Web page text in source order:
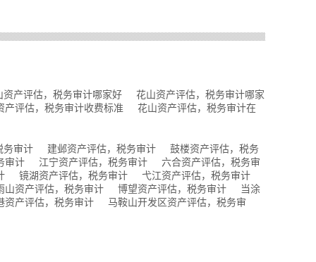
资产评估，税务审计哪家好
花山资产评估，税务审计哪家
产评估，税务审计收费标准
花山资产评估，税务审计在
务审计 建邺资产评估，税务审计
鼓楼资产评估，税务
审计
江宁资产评估，税务审计
六合资产评估，税务审
镜湖资产评估，税务审计
弋江资产评估，税务审计
山资产评估，税务审计
博望资产评估，税务审计
当涂
资产评估，税务审计
马鞍山开发区资产评估，税务审